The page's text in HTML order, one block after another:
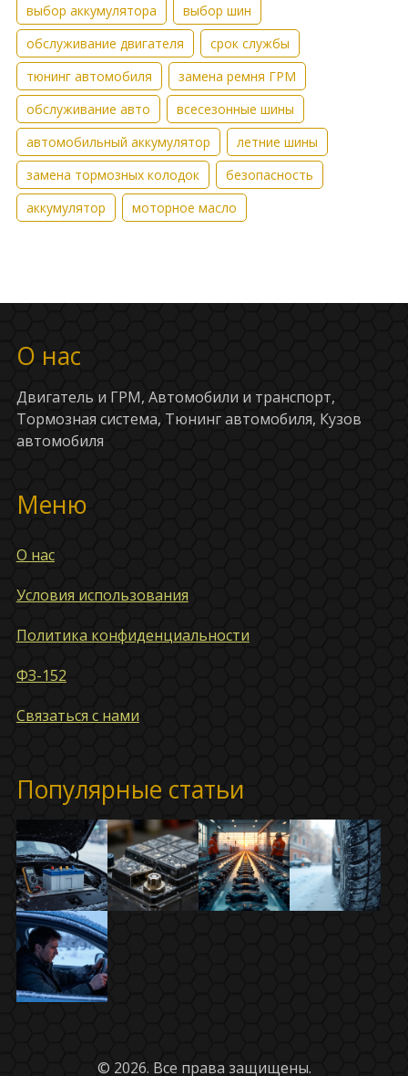
выбор аккумулятора
выбор шин
обслуживание двигателя
срок службы
тюнинг автомобиля
замена ремня ГРМ
обслуживание авто
всесезонные шины
автомобильный аккумулятор
летние шины
замена тормозных колодок
безопасность
аккумулятор
моторное масло
О нас
Двигатель и ГРМ, Автомобили и транспорт,
Тормозная система, Тюнинг автомобиля, Кузов
автомобиля
Меню
О нас
Условия использования
Политика конфиденциальности
ФЗ-152
Связаться с нами
Популярные статьи
© 2026. Все права защищены.